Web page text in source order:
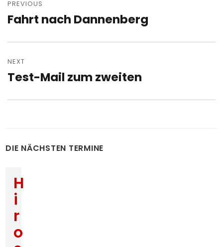
navigation
PREVIOUS
Previous
Fahrt nach Dannenberg
NEXT
Next
Test-Mail zum zweiten
DIE NÄCHSTEN TERMINE
H
i
r
o